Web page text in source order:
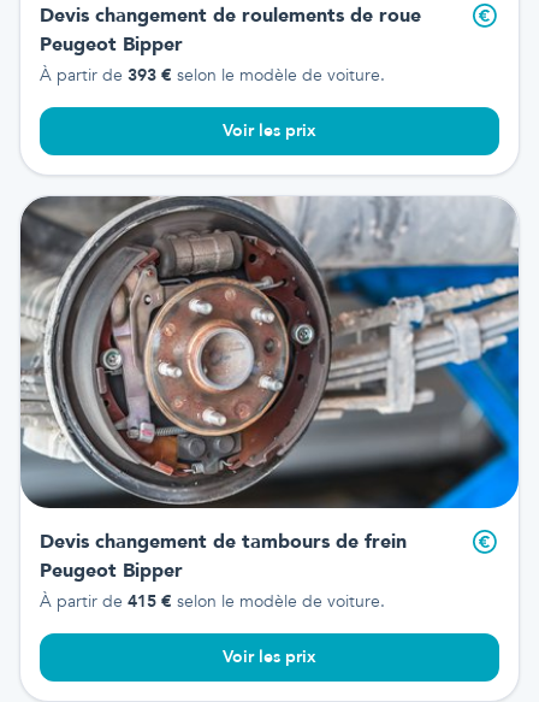
Devis changement de roulements de roue
Peugeot Bipper
À partir de 393 € selon le modèle de voiture.
Voir les prix
Devis changement de tambours de frein
Peugeot Bipper
À partir de 415 € selon le modèle de voiture.
Voir les prix